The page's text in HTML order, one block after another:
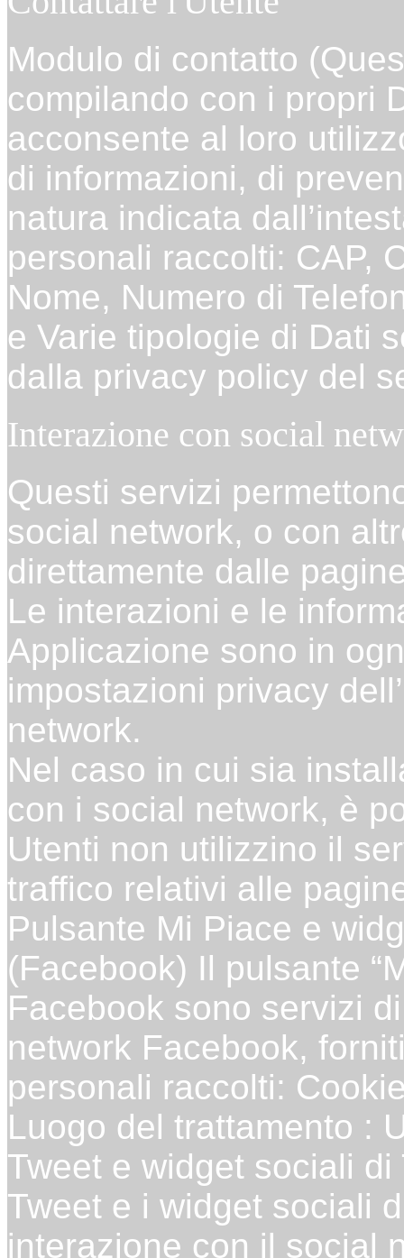
Modulo di contatto
compilando con i propri
acconsente al loro
di informazioni, di
natura indicata
personali raccolti: CAP,
Nome, Numero di
e Varie tipologie di Dati
dalla privacy policy del
Interazione con social
Questi servizi
social network, o con
direttamente dalle
Le interazioni e le
Applicazione sono in
impostazioni privacy
network.
Nel caso in cui sia
con i social network, è
Utenti non utilizzino il
traffico relativi alle
Pulsante Mi Piace e
(Facebook) Il pulsante
Facebook sono servizi
network Facebook,
personali raccolti:
Luogo del trattamento :
Tweet e widget sociali
Tweet e i widget sociali
interazione con il social